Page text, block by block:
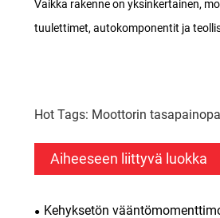
Vaikka rakenne on yksinkertainen,
tuulettimet, autokomponentit ja
Hot Tags: Moottorin
Aiheeseen liittyvä luokka
Kehyksetön